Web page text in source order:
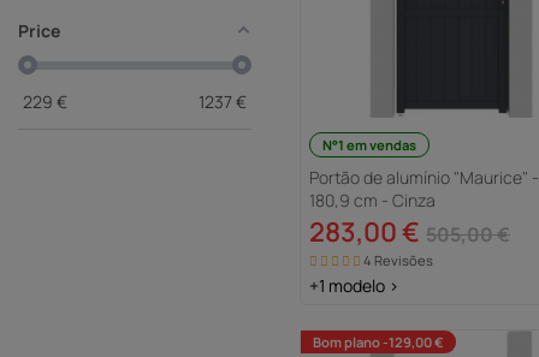
N°1 em vendas
Portão de alumínio "Maurice" -
180,9 cm - Cinza
283,00 € 505,00 €
4 Revisões
+1 modelo >
Bom plano -129,00 €
Price
229 € 1237€